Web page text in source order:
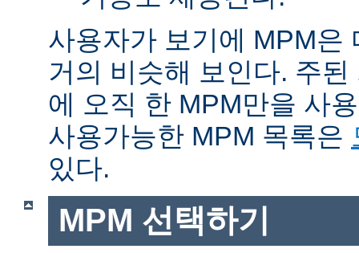
사용자가 보기에 MPM은
거의 비슷해 보인다. 주
에 오직 한 MPM만을 사
사용가능한 MPM 목록은
있다.
MPM 선택하기